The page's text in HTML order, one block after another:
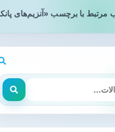
مرتبط با برچسب «آنزیم‌های